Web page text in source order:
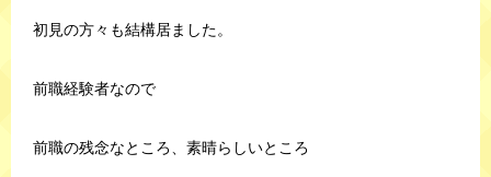
初見の方々も結構居ました。
前職経験者なので
前職の残念なところ、素晴らしいところ